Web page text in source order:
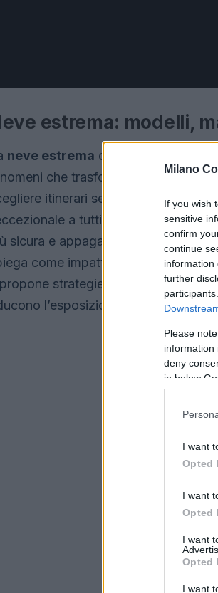
Milano
If you wish
sensitive
confirm
continue
information
further
Please
information
deny
in below
I want
Opted
I want
Opted
I want
Opted
I want
estrema: modelli,
neve estrema comprende
che trasformano
itinerari sensati e di
a tutti i costi, ma
sicura e appagante, su
pistee
come impattano sulla neve,
strategie di pianificazione
l’esposizione al rischio.